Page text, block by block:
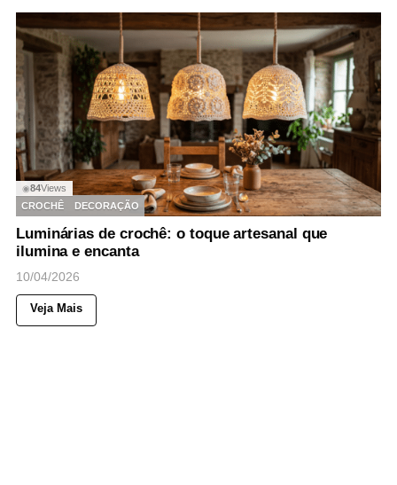
◉84Views
CROCHÊ
DECORAÇÃO
Luminárias de crochê: o toque artesanal que
ilumina e encanta
10/04/2026
Veja Mais